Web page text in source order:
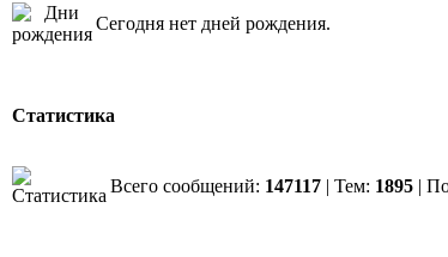
Сегодня нет дней рождения.
Статистика
Всего сообщений: 147117 | Тем: 1895 |